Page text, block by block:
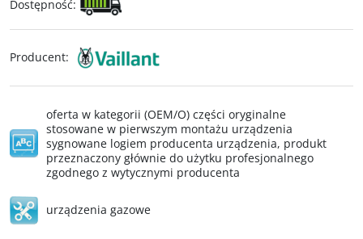
Dostępność:
Producent:
oferta w kategorii (OEM/O) części oryginalne
stosowane w pierwszym montażu urządzenia
sygnowane logiem producenta urządzenia, produkt
przeznaczony głównie do użytku profesjonalnego
zgodnego z wytycznymi producenta
urządzenia gazowe